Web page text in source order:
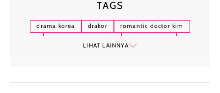
TAGS
drama korea drakor
romantic doctor kim
LIHAT LAINNYA